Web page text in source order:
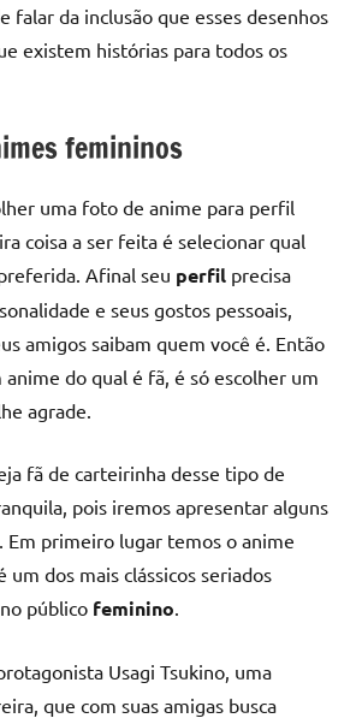
falar da inclusão que esses desenhos
existem histórias para todos os
femininos
uma foto de anime para perfil
coisa a ser feita é selecionar qual
Afinal seu perfil precisa
e seus gostos pessoais,
amigos saibam quem você é. Então
do qual é fã, é só escolher um
agrade.
fã de carteirinha desse tipo de
pois iremos apresentar alguns
Em primeiro lugar temos o anime
um dos mais clássicos seriados
público feminino
Usagi Tsukino, uma
que com suas amigas busca